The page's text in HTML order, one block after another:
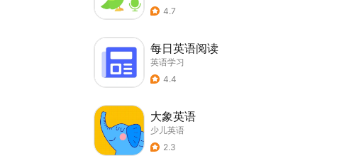
4.7
每日英语阅读
英语学习
4.4
大象英语
少儿英语
2.3